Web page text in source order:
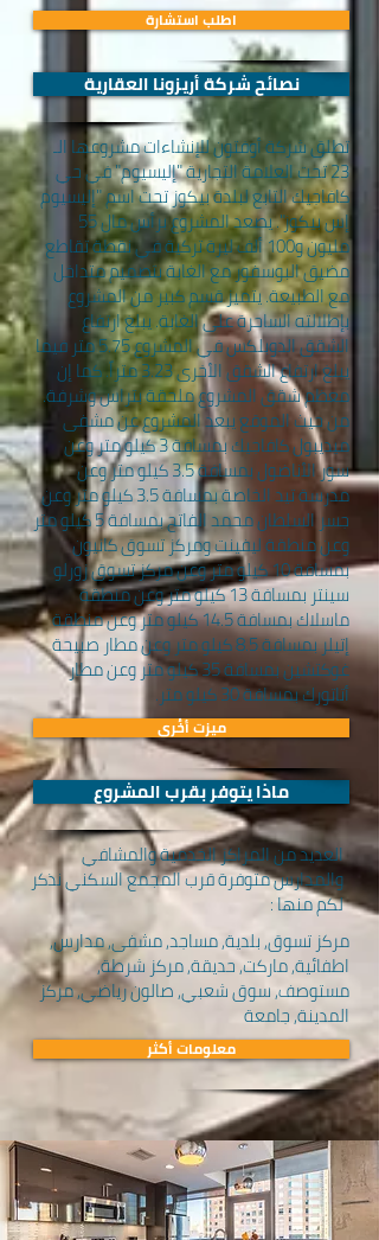
تطلق شركة أوفتون للإنشاءات مشروعها الـ
23 تحت العلامة التجارية "إليسيوم" في حي
كافاجيك التابع لبلدة بيكوز تحت اسم "إليسيوم
إس بيكوز". يصعد المشروع برأس مال 55
مليون و100 ألف ليرة تركية في نقطة تقاطع
مضيق البوسفور مع الغابة بتصميم متداخل
مع الطبيعة. يتميز قسم كبير من المشروع
بإطلالته الساحرة على الغابة. يبلغ ارتفاع
الشقق الدوبلكس في المشروع 5.75 متر فيما
يبلغ ارتفاع الشقق الأخرى 3.23 متراً. كما إن
معظم شقق المشروع ملحقة بتراس وشرفة.
من حيث الموقع يبعد المشروع عن مشفى
ميديبول كافاجيك بمسافة 3 كيلو متر وعن
سور الأناضول بمسافة 3.5 كيلو متر وعن
مدرسة تيد الخاصة بمسافة 3.5 كيلو متر وعن
جسر السلطان محمد الفاتح بمسافة 5 كيلو متر
وعن منطقة ليفينت ومركز تسوق كانيون
بمسافة 10 كيلو متر وعن مركز تسوق زورلو
سينتر بمسافة 13 كيلو متر وعن منطقة
ماسلاك بمسافة 14.5 كيلو متر وعن منطقة
إتيلر بمسافة 8.5 كيلو متر وعن مطار صبيحة
غوكتشين بمسافة 35 كيلو متر وعن مطار
أتاتورك بمسافة 30 كيلو متر.
نصائح شركة أريزونا العقارية
ماذا يتوفر بقرب المشروع
مركز تسوق, بلدية, مساجد, مشفى, مدارس,
اطفائية, ماركت, حديقة, مركز شرطة,
مستوصف, سوق شعبي, صالون رياضي, مركز
المدينة, جامعة
معلومات أكثر
اطلب استشارة
ميزت أخُرى
العديد من المراكز الخدمية والمشافي
والمدارس متوفرة قرب المجمع السكني نذكر
لكم منها :